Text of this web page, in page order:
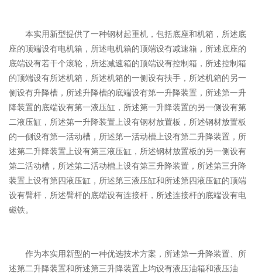
本实用新型提供了一种钢材起重机，包括底座和机箱，所述底
座的顶端设有电机箱，所述电机箱的顶端设有减速箱，所述底座的
底端设有若干个滚轮，所述减速箱的顶端设有控制箱，所述控制箱
的顶端设有所述机箱，所述机箱的一侧设有扶手，所述机箱的另一
侧设有升降槽，所述升降槽的底端设有第一升降装置，所述第一升
降装置的底端设有第一液压缸，所述第一升降装置的另一侧设有第
二液压缸，所述第一升降装置上设有钢材放置板，所述钢材放置板
的一侧设有第一活动槽，所述第一活动槽上设有第二升降装置，所
述第二升降装置上设有第三液压缸，所述钢材放置板的另一侧设有
第二活动槽，所述第二活动槽上设有第三升降装置，所述第三升降
装置上设有第四液压缸，所述第三液压缸和所述第四液压缸的顶端
设有臂杆，所述臂杆的底端设有连接杆，所述连接杆的底端设有电
磁铁。
作为本实用新型的一种优选技术方案，所述第一升降装置、所
述第二升降装置和所述第三升降装置上均设有液压油箱和液压油